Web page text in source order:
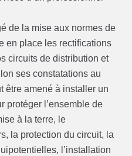
de la mise aux normes de
en place les rectifications
circuits de distribution et
ses constatations au
être amené à installer un
protéger l’ensemble de
à la terre, le
la protection du circuit, la
l’installation